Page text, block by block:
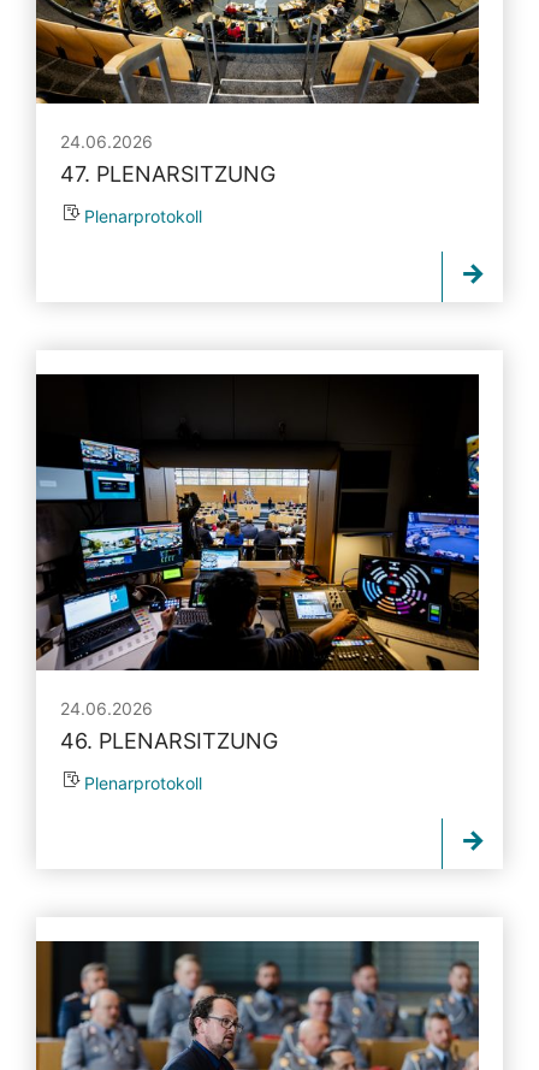
24.06.2026
47. PLENARSITZUNG
Plenarprotokoll
24.06.2026
46. PLENARSITZUNG
Plenarprotokoll